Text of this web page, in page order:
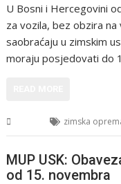
U Bosni i Hercegovini
za vozila, bez obzira
saobraćaju u zimskim
moraju posjedovati do
zimska
MUP USK:
od 15. novembra